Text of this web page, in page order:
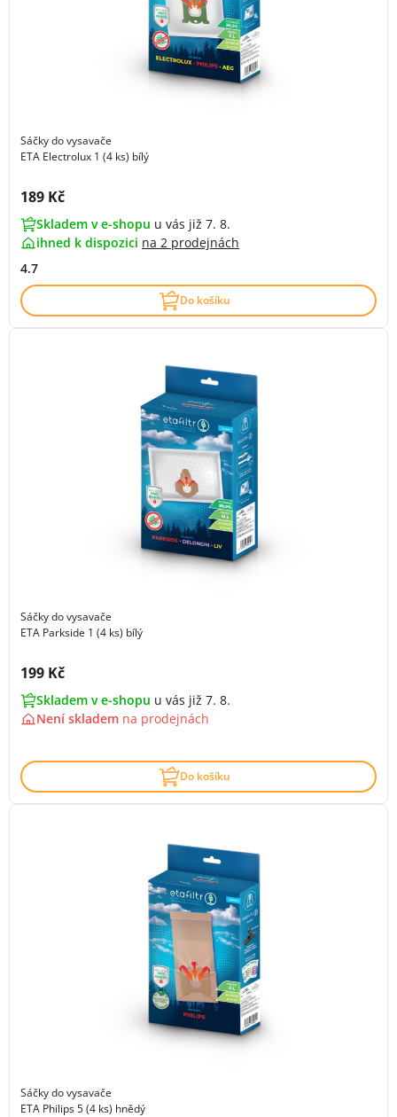
Sáčky do vysavače
ETA Electrolux 1 (4 ks) bílý
Cena s DPH:
189 Kč
Skladem v e-shopu u vás již 7. 8.
ihned k dispozici na 2 prodejnách
4.7
Do košíku
Sáčky do vysavače
ETA Parkside 1 (4 ks) bílý
Cena s DPH:
199 Kč
Skladem v e-shopu u vás již 7. 8.
Není skladem na prodejnách
Do košíku
Sáčky do vysavače
ETA Philips 5 (4 ks) hnědý